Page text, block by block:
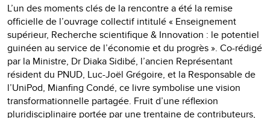
L’un des moments clés de la rencontre a été la remise
officielle de l’ouvrage collectif intitulé « Enseignement
supérieur, Recherche scientifique & Innovation : le potentiel
guinéen au service de l’économie et du progrès ». Co-rédigé
par la Ministre, Dr Diaka Sidibé, l’ancien Représentant
résident du PNUD, Luc-Joël Grégoire, et la Responsable de
l’UniPod, Mianfing Condé, ce livre symbolise une vision
transformationnelle partagée. Fruit d’une réflexion
pluridisciplinaire portée par une trentaine de contributeurs,